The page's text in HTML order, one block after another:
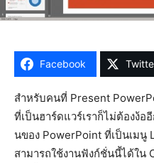
Facebook
สำหรับคนที่ Present
ที่เป็นฮาร์ดแวร์เราก็ไม่ต้องง้อ
นของ PowerPoint ที่เป็นเมนู
สามารถใช้งานฟังก์ชั่นนี้ได้ใน